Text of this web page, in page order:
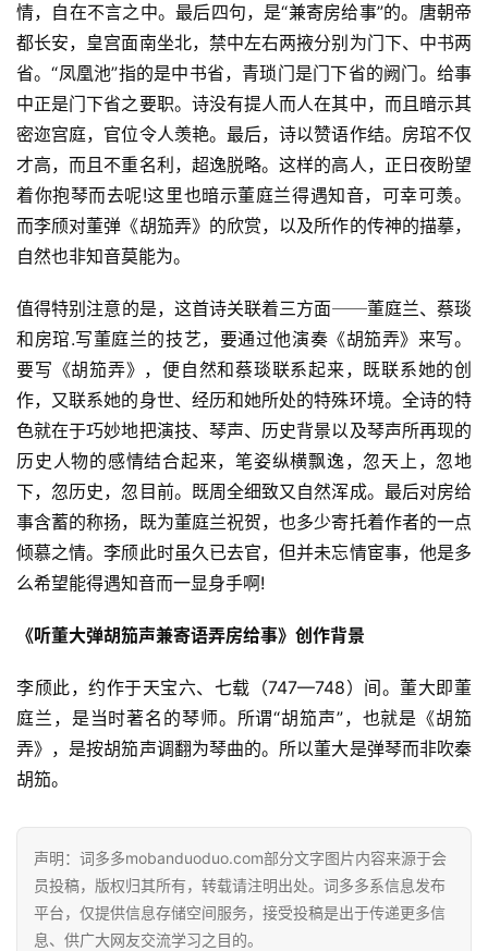
古
今
诗
词
常
用
贺
词
网
络
热
词
电
影
台
词
其
词
登录 注册
情，自在不言之中。最后四句，是“兼寄房给事”的。唐朝帝
都长安，皇宫面南坐北，禁中左右两掖分别为门下、中书两
省。“凤凰池”指的是中书省，青琐门是门下省的阙门。给事
中正是门下省之要职。诗没有提人而人在其中，而且暗示其
密迩宫庭，官位令人羡艳。最后，诗以赞语作结。房琯不仅
才高，而且不重名利，超逸脱略。这样的高人，正日夜盼望
着你抱琴而去呢!这里也暗示董庭兰得遇知音，可幸可羡。
而李颀对董弹《胡笳弄》的欣赏，以及所作的传神的描摹，
自然也非知音莫能为。
值得特别注意的是，这首诗关联着三方面──董庭兰、蔡琰
和房琯.写董庭兰的技艺，要通过他演奏《胡笳弄》来写。
要写《胡笳弄》，便自然和蔡琰联系起来，既联系她的创
作，又联系她的身世、经历和她所处的特殊环境。全诗的特
色就在于巧妙地把演技、琴声、历史背景以及琴声所再现的
历史人物的感情结合起来，笔姿纵横飘逸，忽天上，忽地
下，忽历史，忽目前。既周全细致又自然浑成。最后对房给
事含蓄的称扬，既为董庭兰祝贺，也多少寄托着作者的一点
倾慕之情。李颀此时虽久已去官，但并未忘情宦事，他是多
么希望能得遇知音而一显身手啊!
《听董大弹胡笳声兼寄语弄房给事》创作背景
李颀此，约作于天宝六、七载（747—748）间。董大即董
庭兰，是当时著名的琴师。所谓“胡笳声”，也就是《胡笳
弄》，是按胡笳声调翻为琴曲的。所以董大是弹琴而非吹秦
胡笳。
声明：词多多mobanduoduo.com部分文字图片内容来源于会
员投稿，版权归其所有，转载请注明出处。词多多系信息发布
平台，仅提供信息存储空间服务，接受投稿是出于传递更多信
息、供广大网友交流学习之目的。